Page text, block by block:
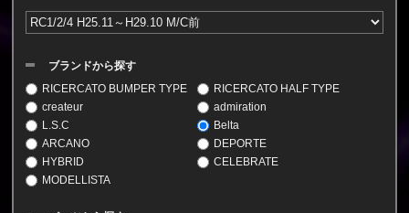
ブランドから探す
RICERCATO BUMPER TYPE
RICERCATO HALF TYPE
createur
admiration
L.S.C
Belta
ARCANO
DEPORTE
HYBRID
CELEBRATE
MODELLISTA